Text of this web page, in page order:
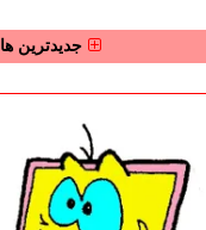
جدیدترین ها